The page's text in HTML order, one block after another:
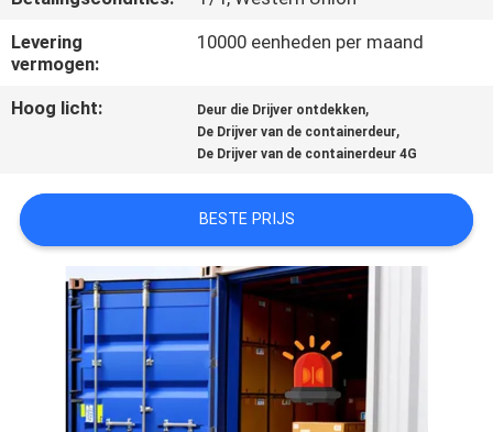
VERZOEK
OM EEN
CITAAT
PRIVACY
POLICY
Levering
vermogen:
10000 eenheden per maand
Hoog licht: Deur die Drijver ontdekken,
De Drijver van de containerdeur,
De Drijver van de containerdeur 4G
BESTE PRIJS